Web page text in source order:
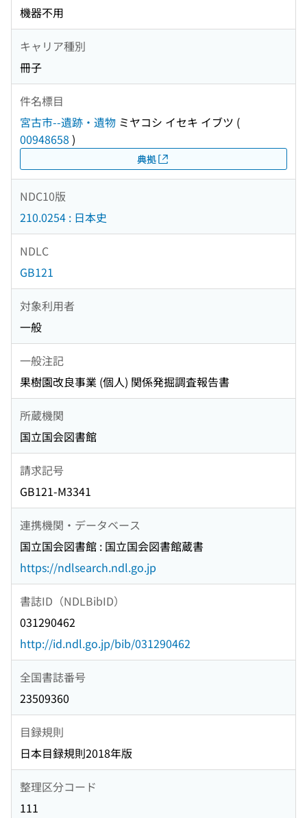
機器不用
キャリア種別
冊子
件名標目
宮古市--遺跡・遺物 ミヤコシ イセキ イブツ (
00948658 )
典拠
NDC10版
210.0254 : 日本史
NDLC
GB121
対象利用者
一般
一般注記
果樹園改良事業 (個人) 関係発掘調査報告書
所蔵機関
国立国会図書館
請求記号
GB121-M3341
連携機関・データベース
国立国会図書館 : 国立国会図書館蔵書
https://ndlsearch.ndl.go.jp
書誌ID（NDLBibID）
031290462
http://id.ndl.go.jp/bib/031290462
全国書誌番号
23509360
目録規則
日本目録規則2018年版
整理区分コード
111